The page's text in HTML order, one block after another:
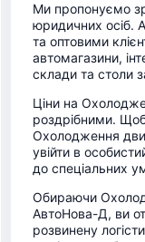
Ми пропонуємо
юридичних осіб.
та оптовими
автомагазини,
склади та столи
Ціни на
роздрібними. Щоб
Охолодження
увійти в
до спеціальних
Обираючи
АвтоНова-Д, ви
розвинену